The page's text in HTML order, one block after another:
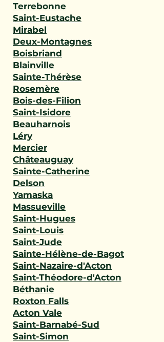
Terrebonne
Saint-Eustache
Mirabel
Deux-Montagnes
Boisbriand
Blainville
Sainte-Thérèse
Rosemère
Bois-des-Filion
Saint-Isidore
Beauharnois
Léry
Mercier
Châteauguay
Sainte-Catherine
Delson
Yamaska
Massueville
Saint-Hugues
Saint-Louis
Saint-Jude
Sainte-Hélène-de-Bagot
Saint-Nazaire-d'Acton
Saint-Théodore-d'Acton
Béthanie
Roxton Falls
Acton Vale
Saint-Barnabé-Sud
Saint-Simon